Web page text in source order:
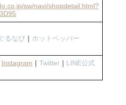
sw/navi/shopdetail.html?
ぐるなび ｜ ホットペッパー
Instagram ｜ Twitter ｜ LINE公式